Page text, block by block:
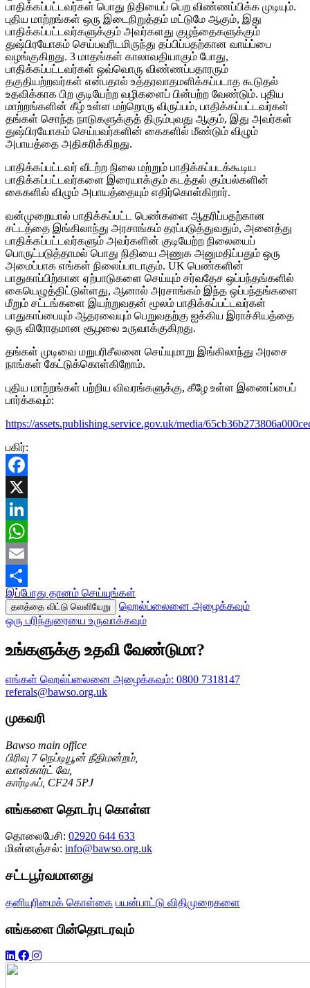
பாதிக்கப்பட்டவர்கள் பொது நிதியைப் பெற விண்ணப்பிக்க முடியும்.
புதிய மாற்றங்கள் ஒரு இடைநிறுத்தம் மட்டுமே ஆகும், இது
பாதிக்கப்பட்டவர்களுக்கும் அவர்களது குழந்தைகளுக்கும்
துஷ்பிரயோகம் செய்பவரிடமிருந்து தப்பிப்பதற்கான வாய்ப்பை
வழங்குகிறது. 3 மாதங்கள் காலாவதியாகும் போது,
பாதிக்கப்பட்டவர்கள் ஒவ்வொரு விண்ணப்பதாரரும்
தகுதியற்றவர்கள் என்பதால் உத்தரவாதமளிக்கப்படாத கூடுதல்
உதவிக்காக பிற குடியேற்ற வழிகளைப் பின்பற்ற வேண்டும். புதிய
மாற்றங்களின் கீழ் உள்ள மற்றொரு விருப்பம், பாதிக்கப்பட்டவர்கள்
தங்கள் சொந்த நாடுகளுக்குத் திரும்புவது ஆகும், இது அவர்கள்
துஷ்பிரயோகம் செய்பவர்களின் கைகளில் மீண்டும் விழும்
அபாயத்தை அதிகரிக்கிறது.
பாதிக்கப்பட்டவர் வீடற்ற நிலை மற்றும் பாதிக்கப்படக்கூடிய
பாதிக்கப்பட்டவர்களை இரையாக்கும் கடத்தல் கும்பல்களின்
கைகளில் விழும் அபாயத்தையும் எதிர்கொள்கிறார்.
வன்முறையால் பாதிக்கப்பட்ட பெண்களை ஆதரிப்பதற்கான
சட்டத்தை இங்கிலாந்து அரசாங்கம் தரப்படுத்துவதும், அனைத்து
பாதிக்கப்பட்டவர்களும் அவர்களின் குடியேற்ற நிலையைப்
பொருட்படுத்தாமல் பொது நிதியை அணுக அனுமதிப்பதும் ஒரு
அமைப்பாக எங்கள் நிலைப்பாடாகும். UK பெண்களின்
பாதுகாப்பிற்கான ஏற்பாடுகளை செய்யும் சர்வதேச ஒப்பந்தங்களில்
கையெழுத்திட்டுள்ளது, ஆனால் அரசாங்கம் இந்த ஒப்பந்தங்களை
மீறும் சட்டங்களை இயற்றுவதன் மூலம் பாதிக்கப்பட்டவர்கள்
பாதுகாப்பையும் ஆதரவையும் பெறுவதற்கு ஐக்கிய இராச்சியத்தை
ஒரு விரோதமான சூழலை உருவாக்குகிறது.
தங்கள் முடிவை மறுபரிசீலனை செய்யுமாறு இங்கிலாந்து அரசை
நாங்கள் கேட்டுக்கொள்கிறோம்.
புதிய மாற்றங்கள் பற்றிய விவரங்களுக்கு, கீழே உள்ள இணைப்பைப்
பார்க்கவும்:
https://assets.publishing.service.gov.uk/media/
பகிர்:
Facebook
X
LinkedIn
WhatsApp
Email
Share
இப்போது தானம் செய்யுங்கள்
தளத்தை விட்டு வெளியேறு
ஹெல்ப்லைனை அழைக்கவும்
ஒரு பரிந்துரையை உருவாக்கவும்
உங்களுக்கு உதவி வேண்டுமா?
எங்கள் ஹெல்ப்லைனை அழைக்கவும்: 0800 7318147
referals@bawso.org.uk
முகவரி
Bawso main office
பிரிவு 7 நெப்டியூன் நீதிமன்றம்,
வான்கார்ட் வே,
கார்டிஃப், CF24 5PJ
எங்களை தொடர்பு கொள்ள
தொலைபேசி: 02920 644 633
மின்னஞ்சல்: info@bawso.org.uk
சட்டபூர்வமானது
தனியுரிமைக் கொள்கை பயன்பாட்டு விதிமுறைகளை
எங்களை பின்தொடரவும்